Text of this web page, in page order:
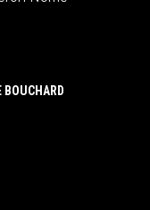
BOUCHARD